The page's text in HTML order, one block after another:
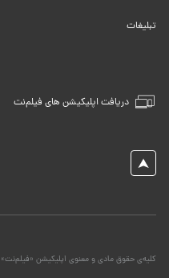
دریافت اپلیکیشن های فیلم‌نت
تبلیغات
کلیه‌ی حقوق مادی و معنوی اپلیکیشن